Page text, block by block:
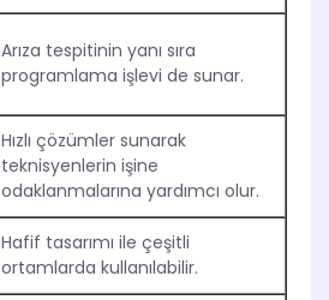
Arıza tespitinin yanı sıra
programlama işlevi de sunar.
Hızlı çözümler sunarak
teknisyenlerin işine
odaklanmalarına yardımcı olur.
Hafif tasarımı ile çeşitli
ortamlarda kullanılabilir.